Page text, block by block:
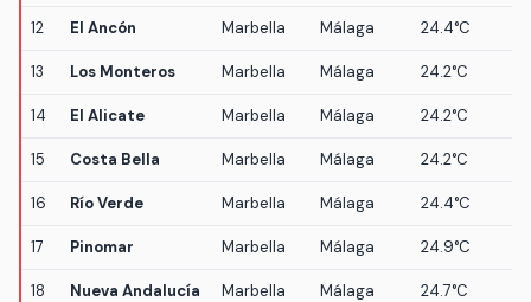
12 El Ancón Marbella Málaga 24.4°C
13 Los Monteros Marbella Málaga 24.2°C
14 El Alicate Marbella Málaga 24.2°C
15 Costa Bella Marbella Málaga 24.2°C
16 Río Verde Marbella Málaga 24.4°C
17 Pinomar Marbella Málaga 24.9°C
18 Nueva Andalucía Marbella Málaga 24.7°C